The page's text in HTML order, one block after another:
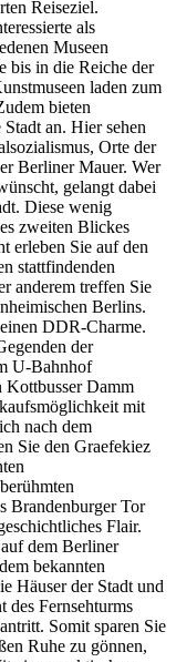
Reiseziel.
als
Museen
bis in die Reiche der
laden zum
bieten
an. Hier sehen
Orte der
Berliner Mauer. Wer
gelangt dabei
Diese wenig
zweiten Blickes
erleben Sie auf den
stattfindenden
anderem treffen Sie
Berlins.
DDR-Charme.
der
U-Bahnhof
Kottbusser Damm
mit
nach dem
Sie den Graefekiez
Brandenburger Tor
Flair.
dem Berliner
bekannten
Häuser der Stadt und
des Fernsehturms
Somit sparen Sie
Ruhe zu gönnen,